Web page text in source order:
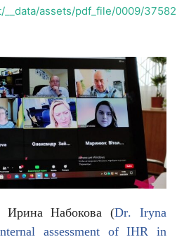
assets/pdf_file/0009/
Ирина Набокова (Dr.Iryna
assessment of IHR
in